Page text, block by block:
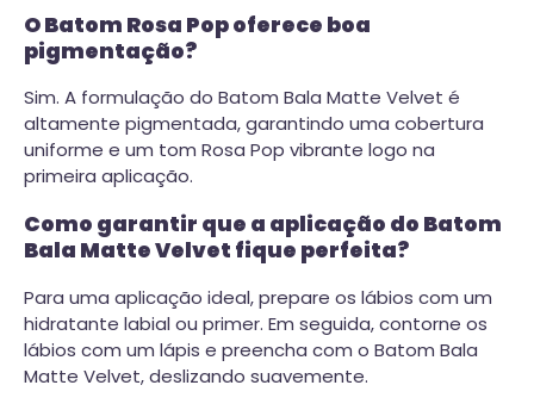
O Batom Rosa Pop oferece boa
pigmentação?
Sim. A formulação do Batom Bala Matte Velvet é
altamente pigmentada, garantindo uma cobertura
uniforme e um tom Rosa Pop vibrante logo na
primeira aplicação.
Como garantir que a aplicação do Batom
Bala Matte Velvet fique perfeita?
Para uma aplicação ideal, prepare os lábios com um
hidratante labial ou primer. Em seguida, contorne os
lábios com um lápis e preencha com o Batom Bala
Matte Velvet, deslizando suavemente.